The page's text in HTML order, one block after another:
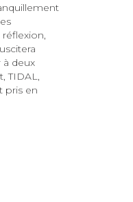
à deux
TIDAL,
pris en